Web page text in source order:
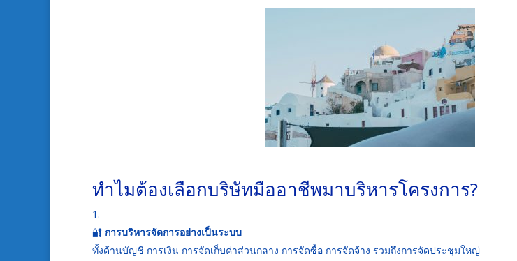
ทำไมต้องเลือกบริษัทมืออาชีพมาบริหารโครงการ?
🔐 การบริหารจัดการอย่างเป็นระบบ
ทั้งด้านบัญชี การเงิน การจัดเก็บค่าส่วนกลาง การจัดซื้อ การจัดจ้าง รวมถึงการจัดประชุมใหญ่